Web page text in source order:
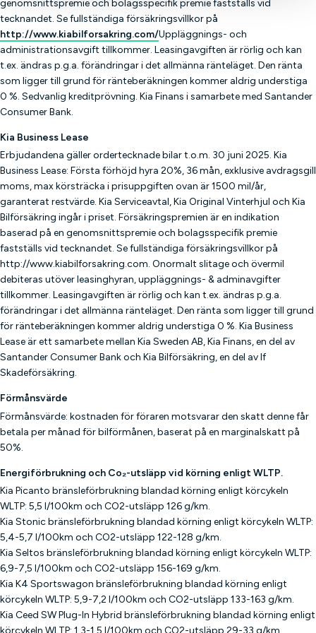
genomsnittspremie och bolagsspecifik premie fastställs vid
tecknandet. Se fullständiga försäkringsvillkor på
http://www.kiabilforsakring.com/Uppläggnings- och
administrationsavgift tillkommer. Leasingavgiften är rörlig och kan
t.ex. ändras p.g.a. förändringar i det allmänna ränteläget. Den ränta
som ligger till grund för ränteberäkningen kommer aldrig understiga
0 %. Sedvanlig kreditprövning. Kia Finans i samarbete med Santander
Consumer Bank.
Kia Business Lease
Erbjudandena gäller ordertecknade bilar t.o.m. 30 juni 2025. Kia
Business Lease: Första förhöjd hyra 20%, 36 mån, exklusive avdragsgill
moms, max körsträcka i prisuppgiften ovan är 1500 mil/år,
garanterat restvärde. Kia Serviceavtal, Kia Original Vinterhjul och Kia
Bilförsäkring ingår i priset. Försäkringspremien är en indikation
baserad på en genomsnittspremie och bolagsspecifik premie
fastställs vid tecknandet. Se fullständiga försäkringsvillkor på
http://www.kiabilforsakring.com. Onormalt slitage och övermil
debiteras utöver leasinghyran, uppläggnings- & adminavgifter
tillkommer. Leasingavgiften är rörlig och kan t.ex. ändras p.g.a.
förändringar i det allmänna ränteläget. Den ränta som ligger till grund
för ränteberäkningen kommer aldrig understiga 0 %. Kia Business
Lease är ett samarbete mellan Kia Sweden AB, Kia Finans, en del av
Santander Consumer Bank och Kia Bilförsäkring, en del av If
Skadeförsäkring.
Förmånsvärde
Förmånsvärde: kostnaden för föraren motsvarar den skatt denne får
betala per månad för bilförmånen, baserat på en marginalskatt på
50%.
Energiförbrukning och Co₂-utsläpp vid körning enligt WLTP.
Kia Picanto bränsleförbrukning blandad körning enligt körcykeln
WLTP: 5,5 l/100km och CO2-utsläpp 126 g/km.
Kia Stonic bränsleförbrukning blandad körning enligt körcykeln WLTP:
5,4-5,7 l/100km och CO2-utsläpp 122-128 g/km.
Kia Seltos bränsleförbrukning blandad körning enligt körcykeln WLTP:
6,9-7,5 l/100km och CO2-utsläpp 156-169 g/km.
Kia K4 Sportswagon bränsleförbrukning blandad körning enligt
körcykeln WLTP: 5,9-7,2 l/100km och CO2-utsläpp 133-163 g/km.
Kia Ceed SW Plug-In Hybrid bränsleförbrukning blandad körning enligt